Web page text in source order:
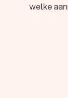
welke